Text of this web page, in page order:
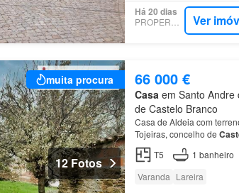
Há 20 dias
Ver
muita procura
12 Fotos
66 000 €
Casaem Santo Andre
de Castelo Branco
Casa de Aldeia com
Tojeiras, concelho de
T5
1 banheiro
Varanda Lareira